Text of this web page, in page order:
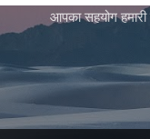
आपका सहयोग हमारी